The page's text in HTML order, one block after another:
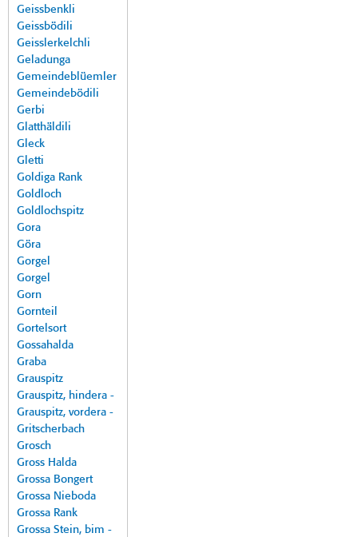
Geissbenkli
Geissbödili
Geisslerkelchli
Geladunga
Gemeindeblüemler
Gemeindebödili
Gerbi
Glatthäldili
Gleck
Gletti
Goldiga Rank
Goldloch
Goldlochspitz
Gora
Göra
Gorgel
Gorgel
Gorn
Gornteil
Gortelsort
Gossahalda
Graba
Grauspitz
Grauspitz, hindera -
Grauspitz, vordera -
Gritscherbach
Grosch
Gross Halda
Grossa Bongert
Grossa Nieboda
Grossa Rank
Grossa Stein, bim -